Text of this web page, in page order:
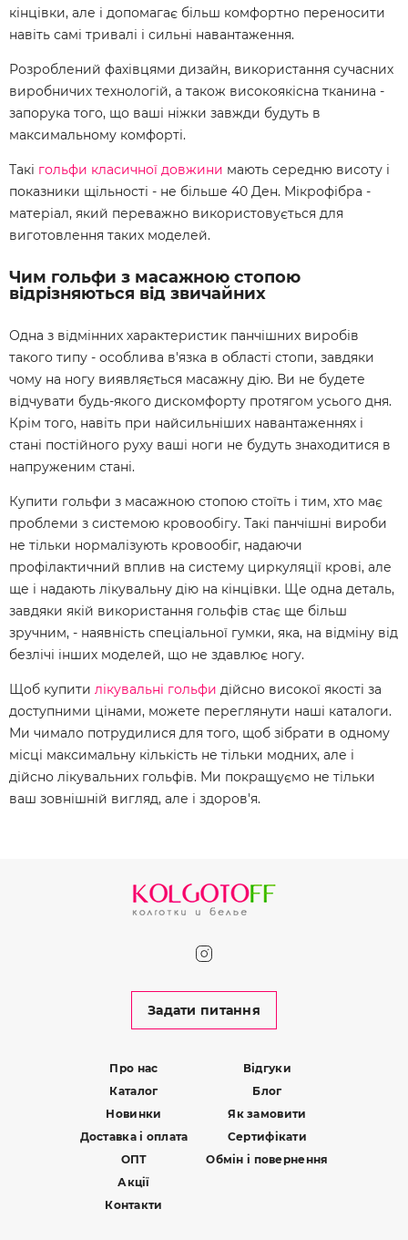
кінцівки, але і допомагає більш комфортно переносити
навіть самі тривалі і сильні навантаження.
Розроблений фахівцями дизайн, використання сучасних
виробничих технологій, а також високоякісна тканина -
запорука того, що ваші ніжки завжди будуть в
максимальному комфорті.
Такі гольфи класичної довжини мають середню висоту і
показники щільності - не більше 40 Ден. Мікрофібра -
матеріал, який переважно використовується для
виготовлення таких моделей.
Чим гольфи з масажною стопою
відрізняються від звичайних
Одна з відмінних характеристик панчішних виробів
такого типу - особлива в'язка в області стопи, завдяки
чому на ногу виявляється масажну дію. Ви не будете
відчувати будь-якого дискомфорту протягом усього дня.
Крім того, навіть при найсильніших навантаженнях і
стані постійного руху ваші ноги не будуть знаходитися в
напруженим стані.
Купити гольфи з масажною стопою стоїть і тим, хто має
проблеми з системою кровообігу. Такі панчішні вироби
не тільки нормалізують кровообіг, надаючи
профілактичний вплив на систему циркуляції крові, але
ще і надають лікувальну дію на кінцівки. Ще одна деталь,
завдяки якій використання гольфів стає ще більш
зручним, - наявність спеціальної гумки, яка, на відміну від
безлічі інших моделей, що не здавлює ногу.
Щоб купити лікувальні гольфи дійсно високої якості за
доступними цінами, можете переглянути наші каталоги.
Ми чимало потрудилися для того, щоб зібрати в одному
місці максимальну кількість не тільки модних, але і
дійсно лікувальних гольфів. Ми покращуємо не тільки
ваш зовнішній вигляд, але і здоров'я.
Задати питання
Про нас
Каталог
Новинки
Доставка і оплата
ОПТ
Акції
Контакти
Відгуки
Блог
Як замовити
Сертифікати
Обмін і повернення